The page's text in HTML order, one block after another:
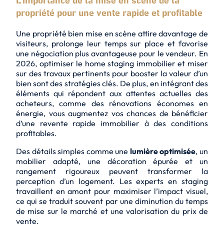
propriété pour une vente rapide et profitable
Une propriété bien mise en scène attire davantage de
visiteurs, prolonge leur temps sur place et favorise
une négociation plus avantageuse pour le vendeur. En
2026, optimiser le home staging immobilier et miser
sur des travaux pertinents pour booster la valeur d’un
bien sont des stratégies clés. De plus, en intégrant des
éléments qui répondent aux attentes actuelles des
acheteurs, comme des rénovations économes en
énergie, vous augmentez vos chances de bénéficier
d’une revente rapide immobilier à des conditions
profitables.
Des détails simples comme une lumière optimisée, un
mobilier adapté, une décoration épurée et un
rangement rigoureux peuvent transformer la
perception d’un logement. Les experts en staging
travaillent en amont pour maximiser l’impact visuel,
ce qui se traduit souvent par une diminution du temps
de mise sur le marché et une valorisation du prix de
vente.